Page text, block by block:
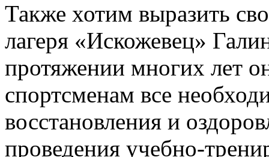
Также хотим выразить
лагеря «Искожевец»
протяжении многих лет
спортсменам все
восстановления и
проведения учебно-